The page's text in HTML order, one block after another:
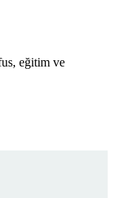
eğitim ve